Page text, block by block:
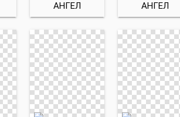
АНГЕЛ
АНГЕЛ